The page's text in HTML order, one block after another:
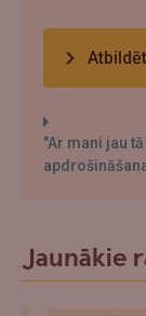
Atbildēt
"Ar mani jau
Jaunākie